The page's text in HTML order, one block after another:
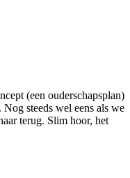
(een ouderschapsplan)
steeds wel eens als we
terug. Slim hoor, het